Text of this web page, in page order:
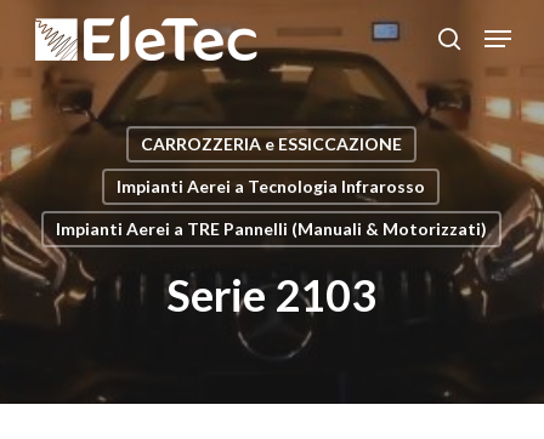
Salta
contenuto
principale
cerca
Menu
CARROZZERIA e ESSICCAZIONE
Impianti Aerei a Tecnologia Infrarosso
Impianti Aerei a TRE Pannelli (Manuali & Motorizzati)
Serie 2103
Chiudi
menu